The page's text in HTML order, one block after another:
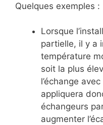
Quelques exemples :
Lorsque
partielle, il y a
température
soit la plus
l’échange
appliquera
échangeurs
augmenter